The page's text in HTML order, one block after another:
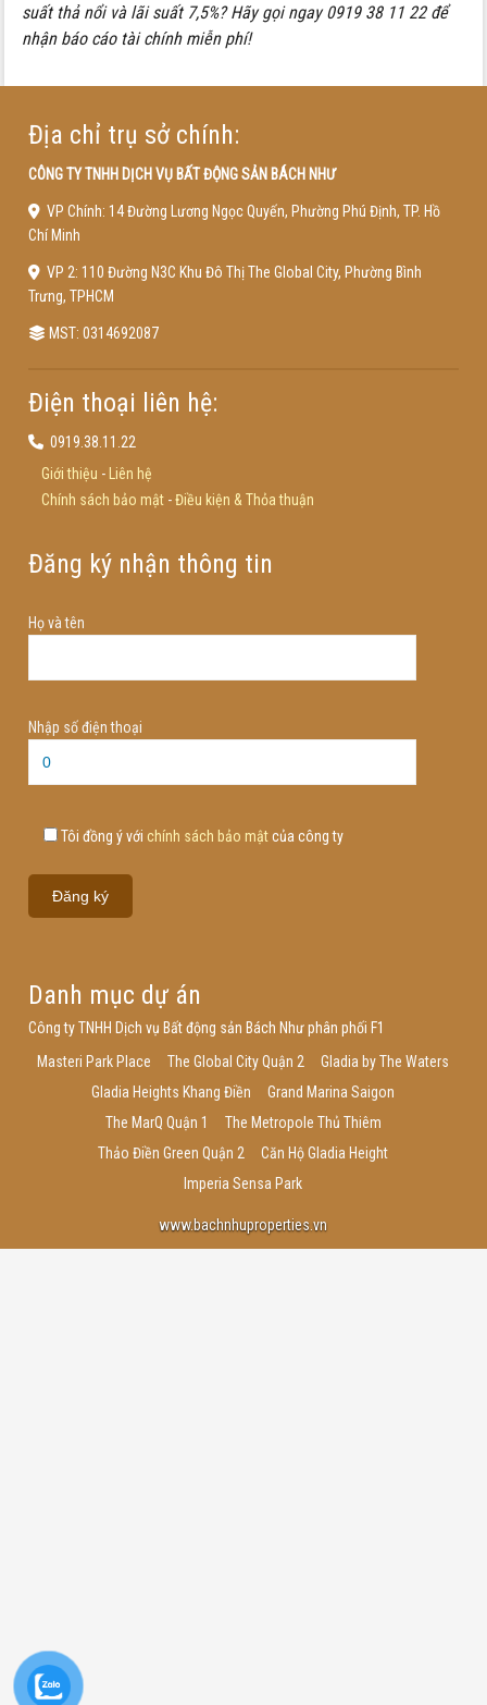
suất thả nổi và lãi suất 7,5%? Hãy gọi ngay 0919 38 11 22 để
nhận báo cáo tài chính miễn phí!
Địa chỉ trụ sở chính:
CÔNG TY TNHH DỊCH VỤ BẤT ĐỘNG SẢN BÁCH NHƯ
VP Chính: 14 Đường Lương Ngọc Quyến, Phường Phú Định, TP. Hồ
Chí Minh
VP 2: 110 Đường N3C Khu Đô Thị The Global City, Phường Bình
Trưng, TPHCM
MST: 0314692087
Điện thoại liên hệ:
0919.38.11.22
Giới thiệu - Liên hệ
Chính sách bảo mật-Điều kiện & Thỏa thuận
Đăng ký nhận thông tin
Họ và tên
Nhập số điện thoại
Tôi đồng ý với chính sách bảo mậtcủa công ty
Danh mục dự án
Công ty TNHH Dịch vụ Bất động sản Bách Như phân phối F1
Masteri Park Place
The Global City Quận 2
Gladia by The Waters
Gladia Heights Khang Điền
Grand Marina Saigon
The MarQ Quận 1
The Metropole Thủ Thiêm
Thảo Điền Green Quận 2
Căn Hộ Gladia Height
Imperia Sensa Park
www.bachnhuproperties.vn